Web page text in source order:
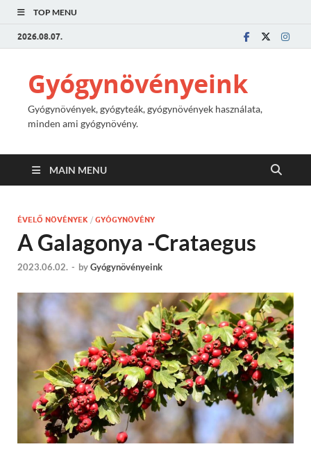
TOP MENU
2026.08.07.
Gyógynövényeink
Gyógynövények, gyógyteák, gyógynövények használata,
minden ami gyógynövény.
MAIN MENU
ÉVELŐ NÖVÉNYEK / GYÓGYNÖVÉNY
A Galagonya -Crataegus
2023.06.02. - byGyógynövényeink